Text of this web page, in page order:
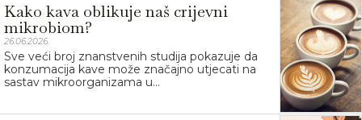
Kako kava oblikuje naš crijevni
mikrobiom?
26.06.2026.
Sve veći broj znanstvenih studija pokazuje da
konzumacija kave može značajno utjecati na
sastav mikroorganizama u...